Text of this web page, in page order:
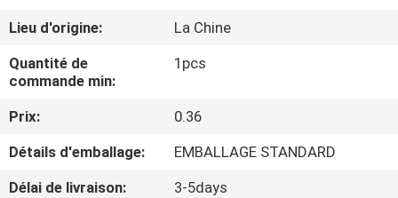
SUJET
DE
NOUS
VISITE
D'USINE
Lieu d'origine:
La Chine
Quantité de
commande min:
1pcs
Prix:
0.36
Détails d'emballage:
EMBALLAGE STANDARD
Délai de livraison:
3-5days